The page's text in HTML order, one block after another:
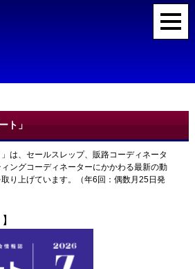
ト」
は、セールスレップ、販路コーディネータ
ングコーディネーターにかかわる最新の動
り上げています。（年6回：偶数月25日発